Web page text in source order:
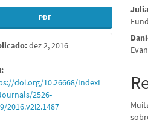
PDF
dez 2, 2016
doi.org/10.26668/IndexL
2526-
2016.v2i2.1487